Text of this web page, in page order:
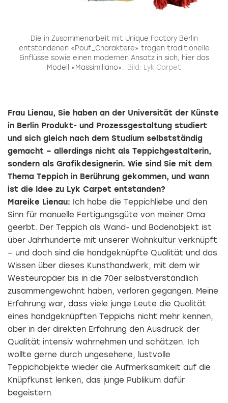
Die in Zusammenarbeit mit Unique Factory Berlin
entstandenen «Pouf_Charaktere» tragen traditionelle
Einflüsse sowie einen modernen Ansatz in sich, hier das
Modell «Massimiliano».
Bild: Lyk Carpet
Frau Lienau, Sie haben an der Universität der Künste
in Berlin Produkt- und Prozessgestaltung studiert
und sich gleich nach dem Studium selbstständig
gemacht – allerdings nicht als Teppichgestalterin,
sondern als Grafikdesignerin. Wie sind Sie mit dem
Thema Teppich in Be­rührung gekommen, und wann
ist die Idee zu Lyk Carpet entstanden?
Mareike Lienau: Ich habe die Teppichliebe und den
Sinn für manuelle Fertigungsgüte von meiner Oma
geerbt. Der Teppich als Wand- und Bodenobjekt ist
über Jahrhunderte mit unserer Wohnkultur verknüpft
– und doch sind die handgeknüpfte Qualität und das
Wissen über dieses Kunsthandwerk, mit dem wir
Westeuropäer bis in die 70er selbstverständlich
zusammengewohnt haben, verloren gegangen. Meine
Erfahrung war, dass viele junge Leute die Qualität
eines handgeknüpften Teppichs nicht mehr kennen,
aber in der ­direkten Erfahrung den Ausdruck der
Qualität intensiv wahrnehmen und schätzen. Ich
wollte gerne durch ungesehene, lustvolle
Teppichobjekte wieder die Aufmerksamkeit auf die
Knüpfkunst lenken, das junge Publikum dafür
begeistern.